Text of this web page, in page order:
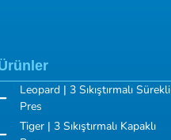
Leopard | 3 Sıkıştırmalı Sürekli
Pres
Tiger | 3 Sıkıştırmalı Kapaklı